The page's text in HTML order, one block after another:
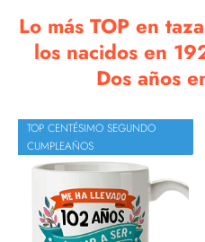
Lo más TOP en
los nacidos en
Dos años
TOP CENTÉSIMO SEGUNDO
CUMPLEAÑOS